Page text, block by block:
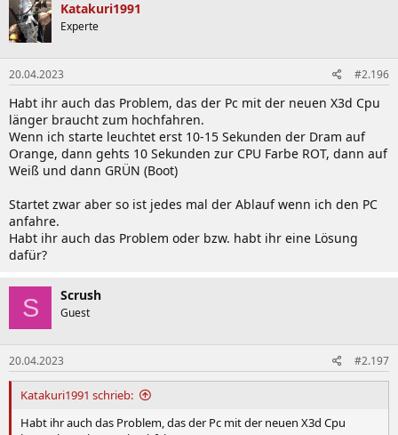
Katakuri1991
Experte
20.04.2023 #2.196
Habt ihr auch das Problem, das der Pc mit der neuen X3d Cpu
länger braucht zum hochfahren.
Wenn ich starte leuchtet erst 10-15 Sekunden der Dram auf
Orange, dann gehts 10 Sekunden zur CPU Farbe ROT, dann auf
Weiß und dann GRÜN (Boot)
Startet zwar aber so ist jedes mal der Ablauf wenn ich den PC
anfahre.
Habt ihr auch das Problem oder bzw. habt ihr eine Lösung
dafür?
S Scrush
Guest
20.04.2023 #2.197
Katakuri1991 schrieb:
Habt ihr auch das Problem, das der Pc mit der neuen X3d Cpu